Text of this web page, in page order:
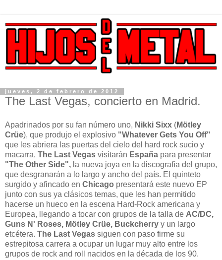
jueves, 2 de febrero de 2012
The Last Vegas, concierto en Madrid.
Apadrinados por su fan número uno, Nikki Sixx (Mötley
Crüe), que produjo el explosivo "Whatever Gets You Off"
que les abriera las puertas del cielo del hard rock sucio y
macarra, The Last Vegas visitarán España para presentar
"The Other Side", la nueva joya en la discografía del grupo,
que desgranarán a lo largo y ancho del país. El quinteto
surgido y afincado en Chicago presentará este nuevo EP
junto con sus ya clásicos temas, que les han permitido
hacerse un hueco en la escena Hard-Rock americana y
Europea, llegando a tocar con grupos de la talla de AC/DC,
Guns N' Roses, Mötley Crüe, Buckcherry y un largo
etcétera. The Last Vegas siguen con paso firme su
estrepitosa carrera a ocupar un lugar muy alto entre los
grupos de rock and roll nacidos en la década de los 90.